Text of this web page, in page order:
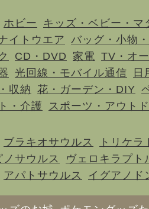
ホビー キッズ・ベビー・マ
イトウエア バッグ・小物
CD・DVD 家電 TV・オ
光回線・モバイル通信 日
収納 花・ガーデン・DIY
・介護
スポーツ・アウト
ブラキオサウルス トリケラ
ノサウルス ヴェロキラプト
アパトサウルス イグアノド